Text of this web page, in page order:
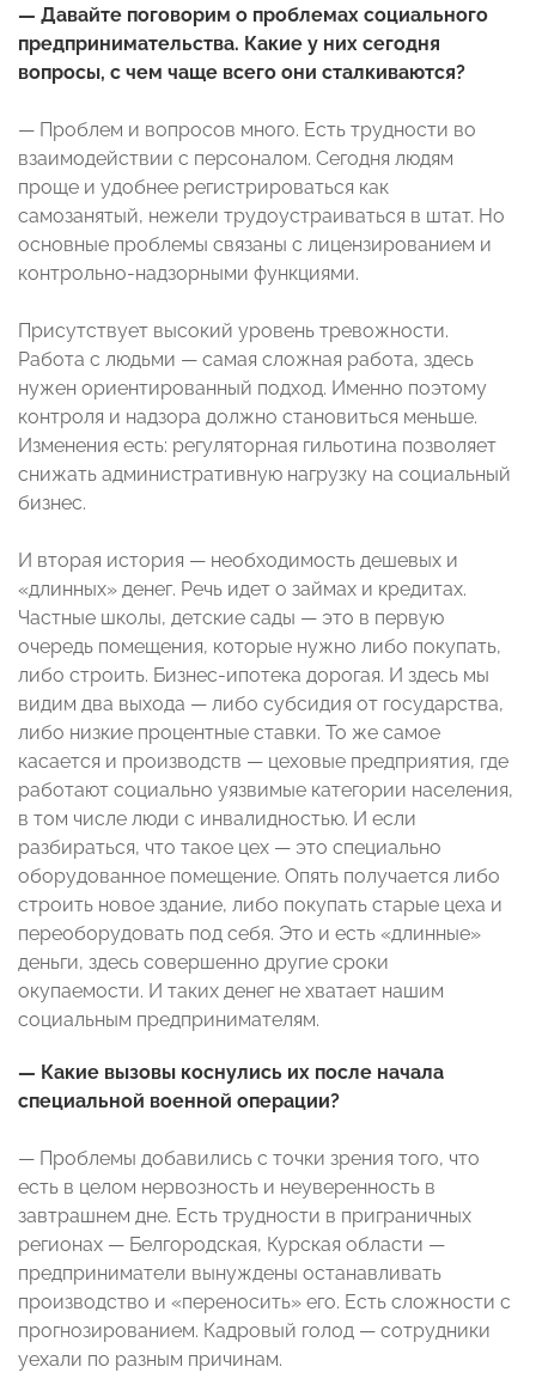
— Давайте поговорим о проблемах социального
предпринимательства. Какие у них сегодня
вопросы, с чем чаще всего они сталкиваются?
— Проблем и вопросов много. Есть трудности во
взаимодействии с персоналом. Сегодня людям
проще и удобнее регистрироваться как
самозанятый, нежели трудоустраиваться в штат. Но
основные проблемы связаны с лицензированием и
контрольно-надзорными функциями.
Присутствует высокий уровень тревожности.
Работа с людьми — самая сложная работа, здесь
нужен ориентированный подход. Именно поэтому
контроля и надзора должно становиться меньше.
Изменения есть: регуляторная гильотина позволяет
снижать административную нагрузку на социальный
бизнес.
И вторая история — необходимость дешевых и
«длинных» денег. Речь идет о займах и кредитах.
Частные школы, детские сады — это в первую
очередь помещения, которые нужно либо покупать,
либо строить. Бизнес-ипотека дорогая. И здесь мы
видим два выхода — либо субсидия от государства,
либо низкие процентные ставки. То же самое
касается и производств — цеховые предприятия, где
работают социально уязвимые категории населения,
в том числе люди с инвалидностью. И если
разбираться, что такое цех — это специально
оборудованное помещение. Опять получается либо
строить новое здание, либо покупать старые цеха и
переоборудовать под себя. Это и есть «длинные»
деньги, здесь совершенно другие сроки
окупаемости. И таких денег не хватает нашим
социальным предпринимателям.
— Какие вызовы коснулись их после начала
специальной военной операции?
— Проблемы добавились с точки зрения того, что
есть в целом нервозность и неуверенность в
завтрашнем дне. Есть трудности в приграничных
регионах — Белгородская, Курская области —
предприниматели вынуждены останавливать
производство и «переносить» его. Есть сложности с
прогнозированием. Кадровый голод — сотрудники
уехали по разным причинам.